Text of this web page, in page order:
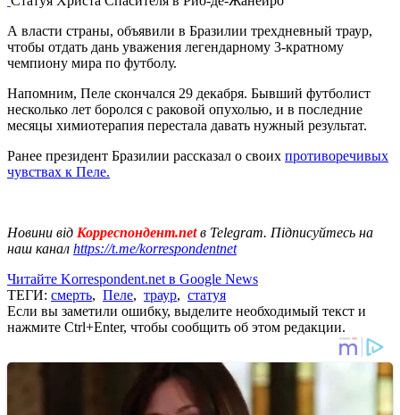
А власти страны, объявили в Бразилии трехдневный траур,
чтобы отдать дань уважения легендарному 3-кратному
чемпиону мира по футболу.
Напомним, Пеле скончался 29 декабря. Бывший футболист
несколько лет боролся с раковой опухолью, и в последние
месяцы химиотерапия перестала давать нужный результат.
Ранее президент Бразилии рассказал о своих противоречивых
чувствах к Пеле.
Новини від Корреспондент.netв Telegram. Підписуйтесь на
наш канал https://t.me/korrespondentnet
Читайте Korrespondent.net в Google News
ТЕГИ: смерть, Пеле, траур, статуя
Если вы заметили ошибку, выделите необходимый текст и
нажмите Ctrl+Enter, чтобы сообщить об этом редакции.